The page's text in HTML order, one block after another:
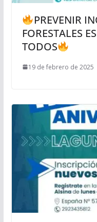
PREVENIR
FORESTALES
TODOS
19 de febrero de 2025